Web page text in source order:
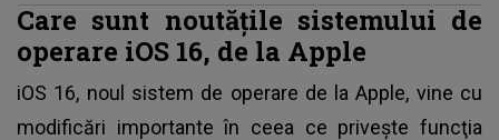
Care sunt noutăţile sistemului de
operare iOS 16, de la Apple
iOS 16, noul sistem de operare de la Apple, vine cu
modificări importante în ceea ce priveşte funcţia